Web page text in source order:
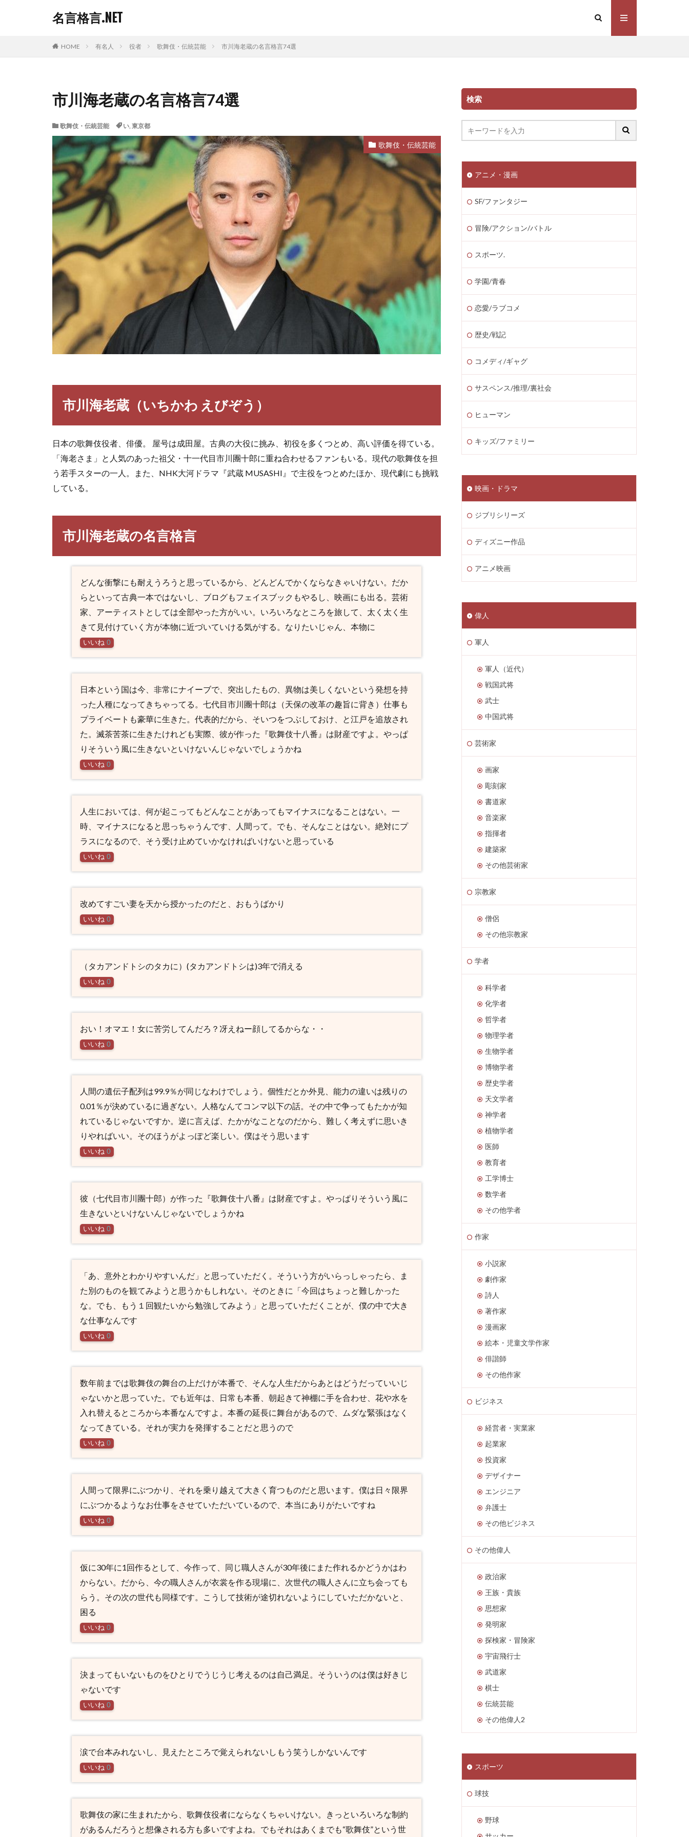
名言格言.NET
HOME 有名人 役者 歌舞伎・伝統芸能 市川海老蔵の名言格言74選
市川海老蔵の名言格言74選
歌舞伎・伝統芸能 い, 東京都
歌舞伎・伝統芸能
市川海老蔵（いちかわ えびぞう）
日本の歌舞伎役者、俳優。 屋号は成田屋。古典の大役に挑み、初役を多くつとめ、高い評価を得ている。
「海老さま」と人気のあった祖父・十一代目市川團十郎に重ね合わせるファンもいる。現代の歌舞伎を担
う若手スターの一人。また、NHK大河ドラマ『武蔵 MUSASHI』で主役をつとめたほか、現代劇にも挑戦
している。
市川海老蔵の名言格言
どんな衝撃にも耐えうろうと思っているから、どんどんでかくならなきゃいけない。だか
らといって古典一本ではないし、ブログもフェイスブックもやるし、映画にも出る。芸術
家、アーティストとしては全部やった方がいい。いろいろなところを旅して、太く太く生
きて見付けていく方が本物に近づいていける気がする。なりたいじゃん、本物に
いいね 0
日本という国は今、非常にナイーブで、突出したもの、異物は美しくないという発想を持
った人種になってきちゃってる。七代目市川團十郎は（天保の改革の趣旨に背き）仕事も
プライベートも豪華に生きた。代表的だから、そいつをつぶしておけ、と江戸を追放され
た。滅茶苦茶に生きたけれども実際、彼が作った『歌舞伎十八番』は財産ですよ。やっぱ
りそういう風に生きないといけないんじゃないでしょうかね
いいね 0
人生においては、何が起こってもどんなことがあってもマイナスになることはない。一
時、マイナスになると思っちゃうんです、人間って。でも、そんなことはない。絶対にプ
ラスになるので、そう受け止めていかなければいけないと思っている
いいね 0
改めてすごい妻を天から授かったのだと、おもうばかり
いいね 0
（タカアンドトシのタカに）(タカアンドトシは)3年で消える
いいね 0
おい！オマエ！女に苦労してんだろ？冴えねー顔してるからな・・
いいね 0
人間の遺伝子配列は99.9％が同じなわけでしょう。個性だとか外見、能力の違いは残りの
0.01％が決めているに過ぎない。人格なんてコンマ以下の話。その中で争ってもたかが知
れているじゃないですか。逆に言えば、たかがなことなのだから、難しく考えずに思いき
りやればいい。そのほうがよっぽど楽しい。僕はそう思います
いいね 0
彼（七代目市川團十郎）が作った『歌舞伎十八番』は財産ですよ。やっぱりそういう風に
生きないといけないんじゃないでしょうかね
いいね 0
「あ、意外とわかりやすいんだ」と思っていただく。そういう方がいらっしゃったら、ま
た別のものを観てみようと思うかもしれない。そのときに「今回はちょっと難しかった
な。でも、もう１回観たいから勉強してみよう」と思っていただくことが、僕の中で大き
な仕事なんです
いいね 0
数年前までは歌舞伎の舞台の上だけが本番で、そんな人生だからあとはどうだっていいじ
ゃないかと思っていた。でも近年は、日常も本番、朝起きて神棚に手を合わせ、花や水を
入れ替えるところから本番なんですよ。本番の延長に舞台があるので、ムダな緊張はなく
なってきている。それが実力を発揮することだと思うので
いいね 0
人間って限界にぶつかり、それを乗り越えて大きく育つものだと思います。僕は日々限界
にぶつかるようなお仕事をさせていただいているので、本当にありがたいですね
いいね 0
仮に30年に1回作るとして、今作って、同じ職人さんが30年後にまた作れるかどうかはわ
からない。だから、今の職人さんが衣裳を作る現場に、次世代の職人さんに立ち会っても
らう。その次の世代も同様です。こうして技術が途切れないようにしていただかないと、
困る
いいね 0
決まってもいないものをひとりでうじうじ考えるのは自己満足。そういうのは僕は好きじ
ゃないです
いいね 0
涙で台本みれないし、見えたところで覚えられないしもう笑うしかないんです
いいね 0
歌舞伎の家に生まれたから、歌舞伎役者にならなくちゃいけない。きっといろいろな制約
があるんだろうと想像される方も多いですよね。でもそれはあくまでも“歌舞伎”という世
検索
アニメ・漫画
SF/ファンタジー
冒険/アクション/バトル
スポーツ.
学園/青春
恋愛/ラブコメ
歴史/戦記
コメディ/ギャグ
サスペンス/推理/裏社会
ヒューマン
キッズ/ファミリー
映画・ドラマ
ジブリシリーズ
ディズニー作品
アニメ映画
偉人
軍人
軍人（近代）
戦国武将
武士
中国武将
芸術家
画家
彫刻家
書道家
音楽家
指揮者
建築家
その他芸術家
宗教家
僧侶
その他宗教家
学者
科学者
化学者
哲学者
物理学者
生物学者
博物学者
歴史学者
天文学者
神学者
植物学者
医師
教育者
工学博士
数学者
その他学者
作家
小説家
劇作家
詩人
著作家
漫画家
絵本・児童文学作家
俳諧師
その他作家
ビジネス
経営者・実業家
起業家
投資家
デザイナー
エンジニア
弁護士
その他ビジネス
その他偉人
政治家
王族・貴族
思想家
発明家
探検家・冒険家
宇宙飛行士
武道家
棋士
伝統芸能
その他偉人2
スポーツ
球技
野球